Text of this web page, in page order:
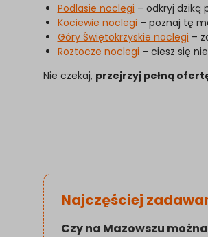
Podlasie noclegi – odkryj dziką
Kociewie noclegi – poznaj tę
Góry Świętokrzyskie noclegi –
Roztocze noclegi – ciesz się
Nie czekaj, przejrzyj pełną
Najczęściej
Czy na Mazowszu